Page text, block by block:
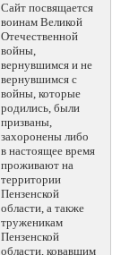
Сайт посвящается
воинам Великой
Отечественной
войны,
вернувшимся и не
вернувшимся с
войны, которые
родились, были
призваны,
захоронены либо
в настоящее время
проживают на
территории
Пензенской
области, а также
труженикам
Пензенской
области, ковавшим